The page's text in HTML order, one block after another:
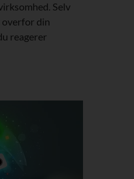
Selv
overfor din
reagerer